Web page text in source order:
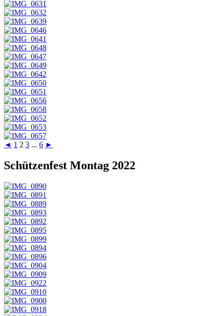
◄ 1 2 3 ... 6 ►
Schützenfest Montag 2022